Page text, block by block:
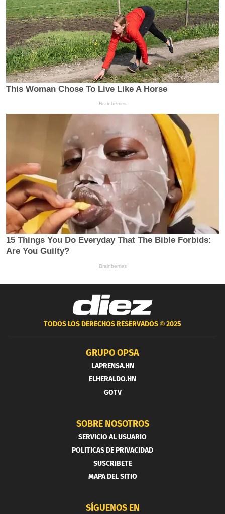
TODOS LOS DERECHOS RESERVADOS ®2025
GRUPO OPSA
LAPRENSA.HN
ELHERALDO.HN
GOTV
SOBRE NOSOTROS
SERVICIO AL USUARIO
POLITICAS DE PRIVACIDAD
SUSCRIBETE
MAPA DEL SITIO
SÍGUENOS EN